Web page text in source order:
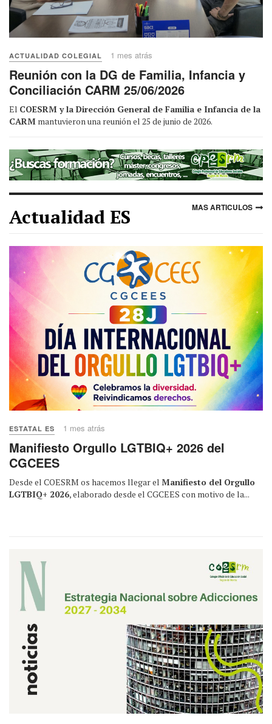
ACTUALIDAD COLEGIAL 1 mes atrás
Reunión con la DG de Familia, Infancia y
Conciliación CARM 25/06/2026
El COESRM y la Dirección General de Familia e Infancia de la
CARM mantuvieron una reunión el 25 de junio de 2026.
Actualidad ES MAS ARTICULOS
ESTATAL ES 1 mes atrás
Manifiesto Orgullo LGTBIQ+ 2026 del
CGCEES
Desde el COESRM os hacemos llegar el Manifiesto del Orgullo
LGTBIQ+ 2026, elaborado desde el CGCEES con motivo de la...